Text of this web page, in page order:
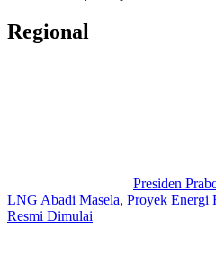
Regional
Presiden
LNG Abadi Masela, Proyek Energi
Resmi Dimulai